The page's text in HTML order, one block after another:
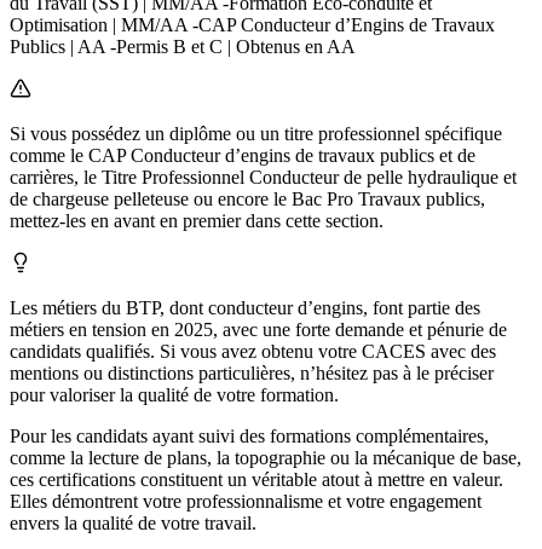
Optimisation | MM/AA -CAP Conducteur d’Engins de Travaux
Publics | AA -Permis B et C | Obtenus en AA
Si vous possédez un diplôme ou un titre professionnel spécifique
comme le CAP Conducteur d’engins de travaux publics et de
carrières, le Titre Professionnel Conducteur de pelle hydraulique et
de chargeuse pelleteuse ou encore le Bac Pro Travaux publics,
mettez-les en avant en premier dans cette section.
Les métiers du BTP, dont conducteur d’engins, font partie des
métiers en tension en 2025, avec une forte demande et pénurie de
candidats qualifiés. Si vous avez obtenu votre CACES avec des
mentions ou distinctions particulières, n’hésitez pas à le préciser
pour valoriser la qualité de votre formation.
Pour les candidats ayant suivi des formations complémentaires,
comme la lecture de plans, la topographie ou la mécanique de base,
ces certifications constituent un véritable atout à mettre en valeur.
Elles démontrent votre professionnalisme et votre engagement
envers la qualité de votre travail.